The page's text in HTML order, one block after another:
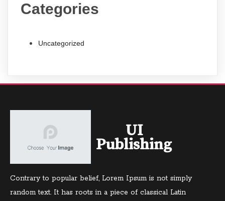
Categories
Uncategorized
UI
Publishing
Contrary to popular belief, Lorem Ipsum is not simply
random text. It has roots in a piece of classical Latin